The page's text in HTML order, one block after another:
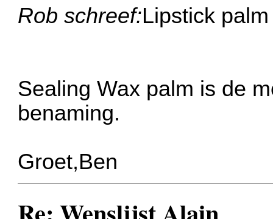
Rob schreef:Lipstick
Sealing Wax palm is de
benaming.
Groet,Ben